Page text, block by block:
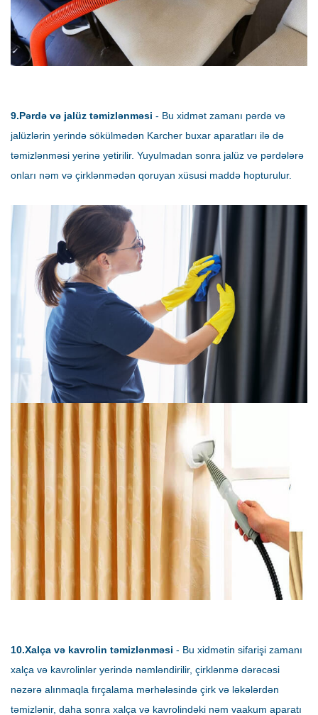
9.Pərdə və jalüz təmizlənməsi - Bu xidmət zamanı pərdə və
jalüzlərin yerində sökülmədən Karcher buxar aparatları ilə də
təmizlənməsi yerinə yetirilir. Yuyulmadan sonra jalüz və pərdələrə
onları nəm və çirklənmədən qoruyan xüsusi maddə hopturulur.
10.Xalça və kavrolin təmizlənməsi - Bu xidmətin sifarişi zamanı
xalça və kavrolinlər yerində nəmləndirilir, çirklənmə dərəcəsi
nəzərə alınmaqla fırçalama mərhələsində çirk və ləkələrdən
təmizlənir, daha sonra xalça və kavrolindəki nəm vaakum aparatı